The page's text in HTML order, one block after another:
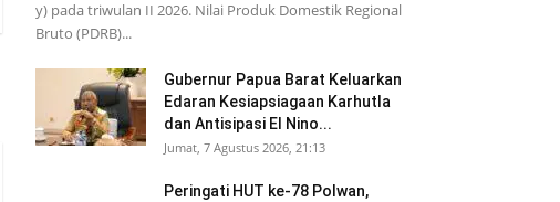
y) pada triwulan II 2026. Nilai Produk Domestik Regional
Bruto (PDRB)...
Gubernur Papua Barat Keluarkan
Edaran Kesiapsiagaan Karhutla
dan Antisipasi El Nino...
Jumat, 7 Agustus 2026, 21:13
Peringati HUT ke-78 Polwan,